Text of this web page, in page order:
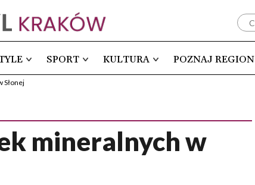
SPORT KULTURA POZNAJ REGION
Słonej
mineralnych w